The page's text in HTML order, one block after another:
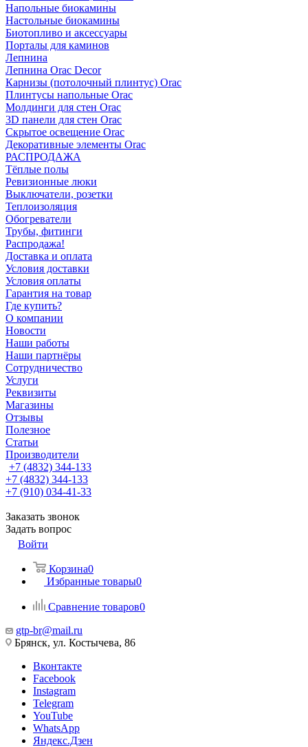
Напольные биокамины
Настольные биокамины
Биотопливо и аксессуары
Порталы для каминов
Лепнина
Лепнина Orac Decor
Карнизы (потолочный плинтус) Orac
Плинтусы напольные Orac
Молдинги для стен Orac
3D панели для стен Orac
Скрытое освещение Orac
Декоративные элементы Orac
РАСПРОДАЖА
Тёплые полы
Ревизионные люки
Выключатели, розетки
Теплоизоляция
Обогреватели
Трубы, фитинги
Распродажа!
Доставка и оплата
Условия доставки
Условия оплаты
Гарантия на товар
Где купить?
О компании
Новости
Наши работы
Наши партнёры
Сотрудничество
Услуги
Реквизиты
Магазины
Отзывы
Полезное
Статьи
Производители
+7 (4832) 344-133
+7 (4832) 344-133
+7 (910) 034-41-33
Заказать звонок
Задать вопрос
Войти
Корзина0
Избранные товары0
Сравнение товаров0
gtp-br@mail.ru
Брянск, ул. Костычева, 86
Вконтакте
Facebook
Instagram
Telegram
YouTube
WhatsApp
Яндекс.Дзен